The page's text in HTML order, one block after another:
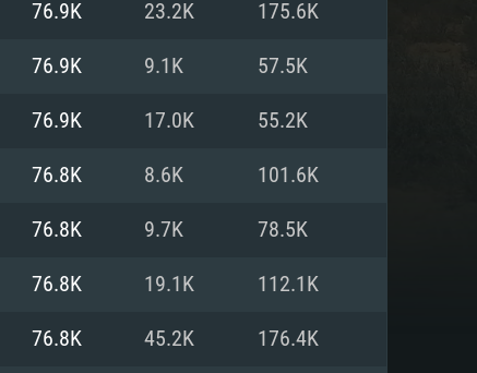
76.9K 23.2K 175.6K
76.9K 9.1K 57.5K
76.9K 17.0K 55.2K
76.8K 8.6K 101.6K
76.8K 9.7K 78.5K
76.8K 19.1K 112.1K
76.8K 45.2K 176.4K